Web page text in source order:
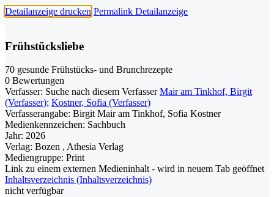
Detailanzeige drucken Permalink Detailanzeige
Frühstücksliebe
70 gesunde Frühstücks- und Brunchrezepte
0 Bewertungen
Verfasser: Suche nach diesem Verfasser Mair am Tinkhof, Birgit
(Verfasser); Kostner, Sofia (Verfasser)
Verfasserangabe: Birgit Mair am Tinkhof, Sofia Kostner
Medienkennzeichen: Sachbuch
Jahr: 2026
Verlag: Bozen , Athesia Verlag
Mediengruppe: Print
Link zu einem externen Medieninhalt - wird in neuem Tab geöffnet
Inhaltsverzeichnis (Inhaltsverzeichnis)
nicht verfügbar